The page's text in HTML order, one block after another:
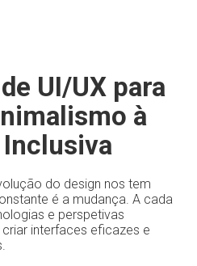
UI/UX para
à
do design nos tem
é a mudança. A cada
e perspetivas
interfaces eficazes e